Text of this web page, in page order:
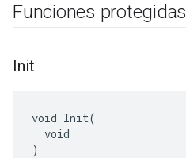
Funciones protegidas
Init
void Init(
  void
)